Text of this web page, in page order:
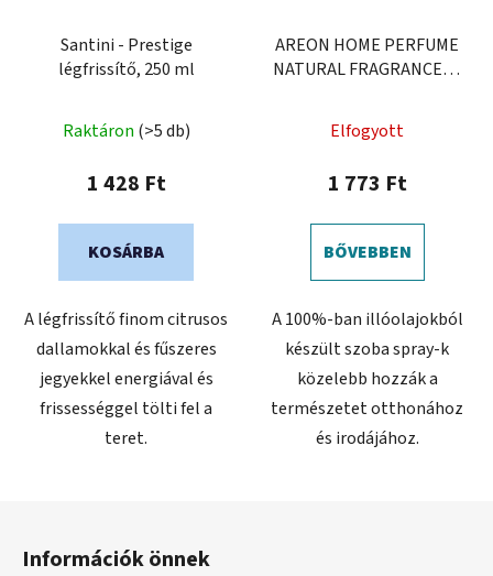
Santini - Prestige
légfrissítő, 250 ml
Raktáron (>5 db)
1 428 Ft
KOSÁRBA
A légfrissítő finom citrusos
dallamokkal és fűszeres
jegyekkel energiával és
frissességgel tölti fel a
teret.
AREON HOME PERFUME
NATURAL FRAGRANCES -
Elfogyott
1 773 Ft
BŐVEBBEN
A 100%-ban illóolajokból
készült szoba spray-k
közelebb hozzák a
természetet otthonához
és irodájához.
Információk önnek